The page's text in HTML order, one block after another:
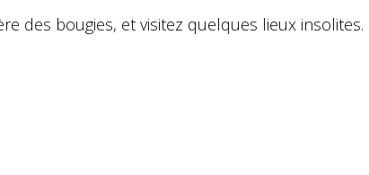
des bougies, et visitez quelques lieux insolites.